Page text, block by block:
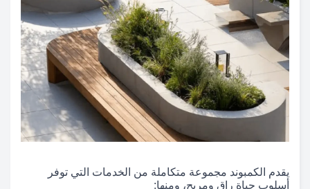
يقدم الكمبوند مجموعة متكاملة من الخدمات التي توفر
أسلوب حياة راقٍ ومريح، ومنها: